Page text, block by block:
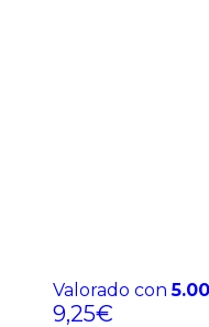
Valorado con5.00
9,25€